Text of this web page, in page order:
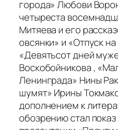
города» Любови
четыреста
Митяева и его
овсянки» и «Отпуск
«Девятьсот дней
Воскобойникова ,
Ленинграда» Нины
шумят» Ирины
дополнением к
обозрению стал